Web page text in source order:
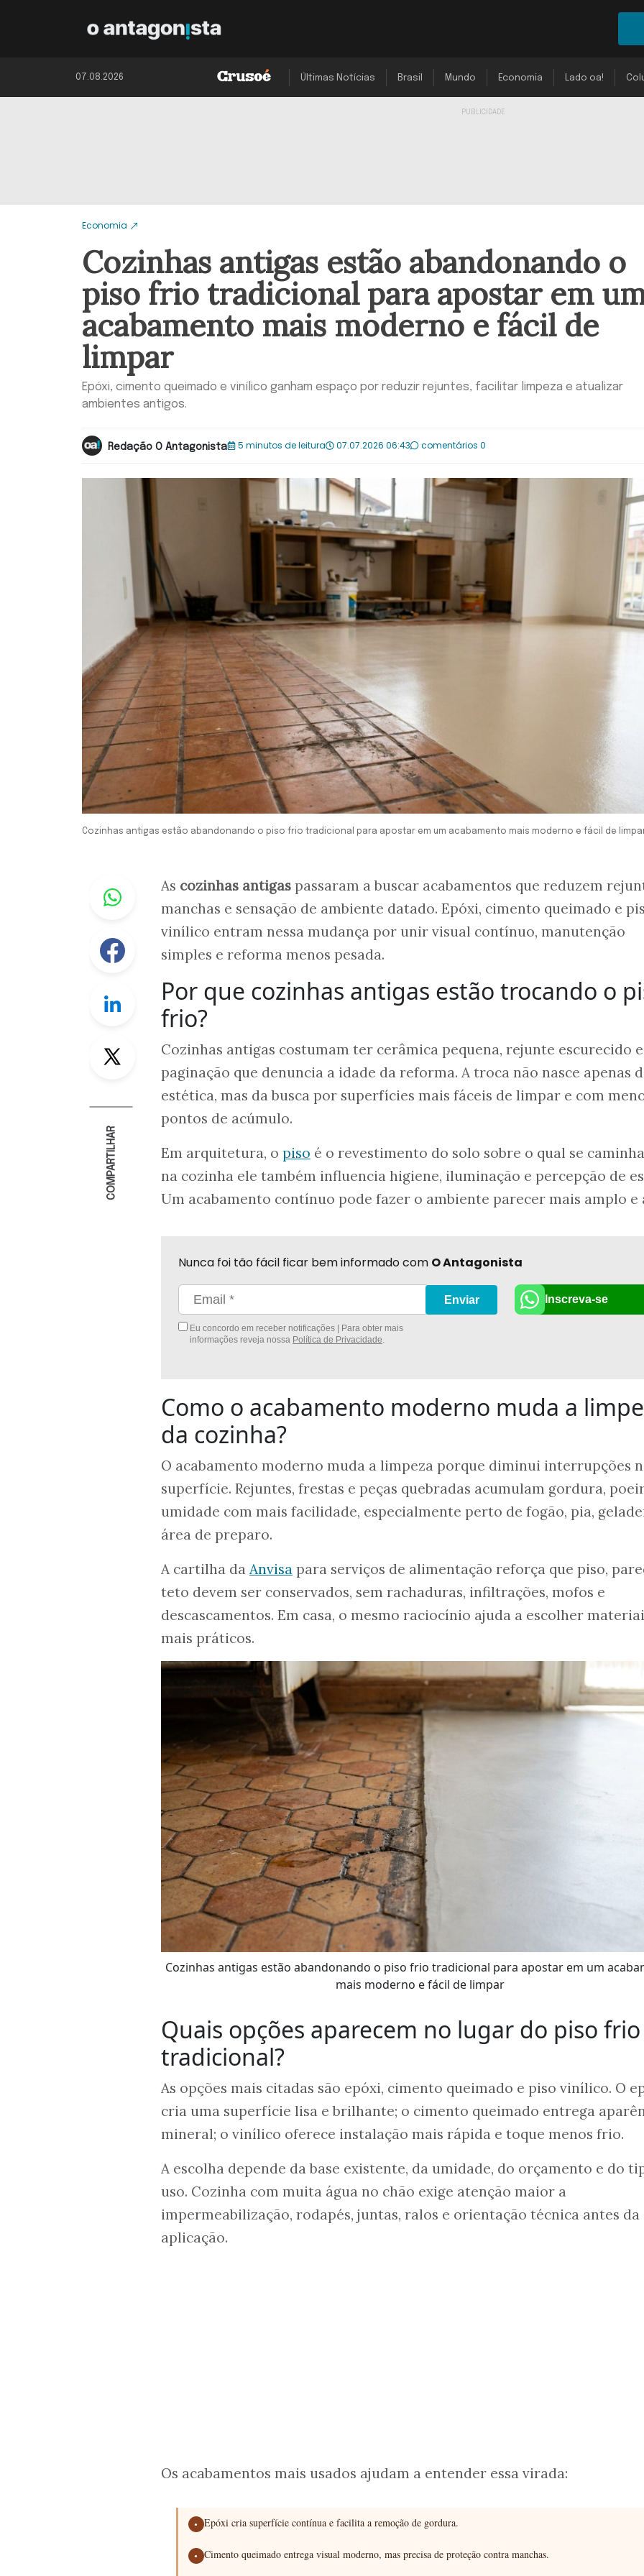
07.08.2026 Últimas Notícias Brasil Mundo Economia Lado oa!
Economia
Cozinhas antigas estão abandonando o
piso frio tradicional para apostar em
acabamento mais moderno e fácil de
limpar
Epóxi, cimento queimado e vinílico ganham espaço por reduzir rejuntes, facilitar limpeza e atualizar
ambientes antigos.
Redação O Antagonista 5 minutos de leitura 07.07.2026 06:43 comentários 0
Cozinhas antigas estão abandonando o piso frio tradicional para apostar em um acabamento mais moderno e fácil de
Whastapp
Facebook
Linkedin
Twitter
COMPARTILHAR
As cozinhas antigas passaram a buscar acabamentos que reduzem
manchas e sensação de ambiente datado. Epóxi, cimento queimado e
vinílico entram nessa mudança por unir visual contínuo, manutenção
simples e reforma menos pesada.
Por que cozinhas antigas estão trocando o
frio?
Cozinhas antigas costumam ter cerâmica pequena, rejunte escurecido e
paginação que denuncia a idade da reforma. A troca não nasce apenas
estética, mas da busca por superfícies mais fáceis de limpar e com
pontos de acúmulo.
Em arquitetura, o piso é o revestimento do solo sobre o qual se
na cozinha ele também influencia higiene, iluminação e percepção de
Um acabamento contínuo pode fazer o ambiente parecer mais amplo e
Nunca foi tão fácil ficar bem informado com O Antagonista
Eu concordo em receber notificações | Para obter mais
informações reveja nossa Política de Privacidade.
Enviar Inscreva-se
Como o acabamento moderno muda a
da cozinha?
O acabamento moderno muda a limpeza porque diminui interrupções
superfície. Rejuntes, frestas e peças quebradas acumulam gordura,
umidade com mais facilidade, especialmente perto de fogão, pia,
área de preparo.
A cartilha da Anvisa para serviços de alimentação reforça que piso,
teto devem ser conservados, sem rachaduras, infiltrações, mofos e
descascamentos. Em casa, o mesmo raciocínio ajuda a escolher
mais práticos.
Cozinhas antigas estão abandonando o piso frio tradicional para apostar em um
mais moderno e fácil de limpar
Quais opções aparecem no lugar do piso frio
tradicional?
As opções mais citadas são epóxi, cimento queimado e piso vinílico. O
cria uma superfície lisa e brilhante; o cimento queimado entrega
mineral; o vinílico oferece instalação mais rápida e toque menos frio.
A escolha depende da base existente, da umidade, do orçamento e do
uso. Cozinha com muita água no chão exige atenção maior a
impermeabilização, rodapés, juntas, ralos e orientação técnica antes da
aplicação.
Os acabamentos mais usados ajudam a entender essa virada:
● Epóxi cria superfície contínua e facilita a remoção de gordura.
● Cimento queimado entrega visual moderno, mas precisa de proteção contra manchas.